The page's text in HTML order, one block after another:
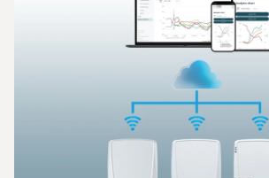
Più parametri misurabili
Convergenza di tutti i dati nel database